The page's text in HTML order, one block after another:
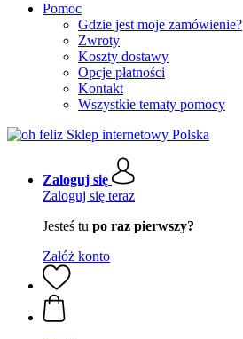
Pomoc
Gdzie jest moje zamówienie?
Zwroty
Koszty dostawy
Opcje płatności
Kontakt
Wszystkie tematy pomocy
Zaloguj się
Zaloguj się teraz
Jesteś tu po raz pierwszy?
Załóż konto